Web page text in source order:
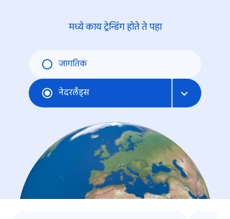
मध्ये काय ट्रेन्डिंंग होते ते पहा
जागतिक
नेदरलँड्‍स